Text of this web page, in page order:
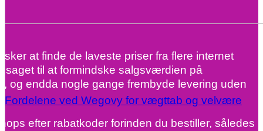
Fordelene ved Wegovy for vægttab og velvære
at finde de laveste priser fra flere internet
til at formindske salgsværdien på
og endda nogle gange frembyde levering uden
efter rabatkoder forinden du bestiller, således